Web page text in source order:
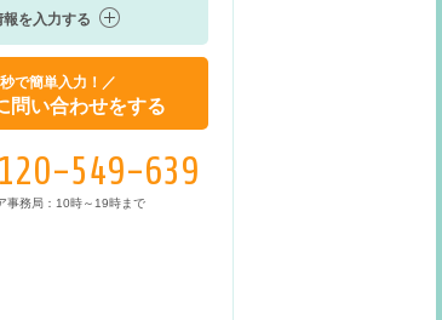
を入力する
で簡単入力！／
問い合わせをする
549-639
事務局：10時～19時まで